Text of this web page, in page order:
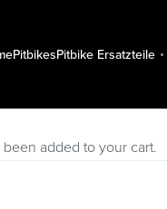
PitbikesPitbike Ersatzteile
been added to your cart.